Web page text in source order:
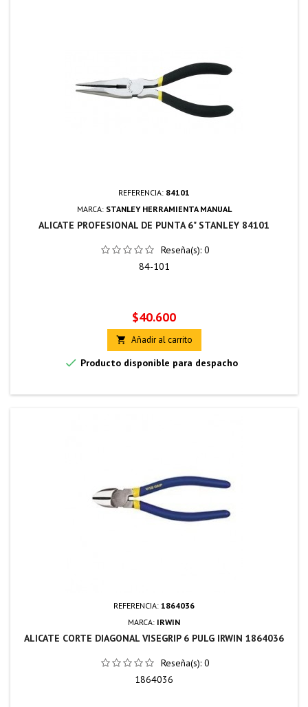
REFERENCIA: 84101
MARCA: STANLEY HERRAMIENTA MANUAL
ALICATE PROFESIONAL DE PUNTA 6" STANLEY 84101
Reseña(s): 0
84-101
Precio
$40.600
 Añadir al carrito
 Producto disponible para despacho
REFERENCIA: 1864036
MARCA: IRWIN
ALICATE CORTE DIAGONAL VISEGRIP 6 PULG IRWIN 1864036
Reseña(s): 0
1864036